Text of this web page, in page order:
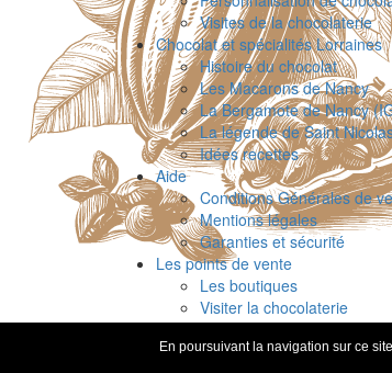
Visites de la chocolaterie
Chocolat et spécialités Lorraines
Histoire du chocolat
Les Macarons de Nancy
La Bergamote de Nancy
La légende de Saint
Idées recettes
Aide
Conditions Générales de
Mentions légales
Garanties et sécurité
Les points de vente
Les boutiques
Visiter la chocolaterie
Parrainage & fidélité
En poursuivant la navigation sur ce